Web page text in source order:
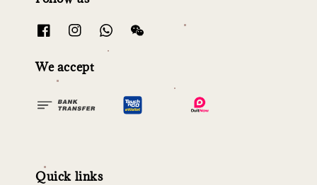
We accept
Quick links